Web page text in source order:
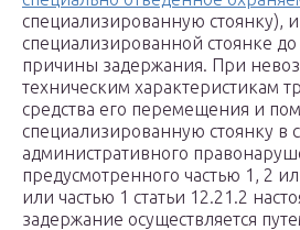
специализированную стоянку),
специализированной стоянке до
причины задержания. При
техническим характеристикам
средства его перемещения и
специализированную стоянку в
административного
предусмотренного частью 1, 2
или частью 1 статьи 12.21.2
задержание осуществляется